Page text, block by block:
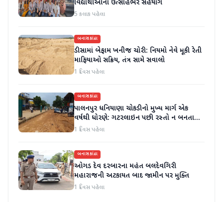
વિદ્યાર્થીઓનો ઉત્સાહભેર સહયોગ
5 કલાક પહેલા
બનાસકાંઠા
ડીસામાં બેફામ ખનીજ ચોરી: નિયમો નેવે મૂકી રેતી
માફિયાઓ સક્રિય, તંત્ર સામે સવાલો
1 દિવસ પહેલા
બનાસકાંઠા
પાલનપુર ધનિયાણા ચોકડીનો મુખ્ય માર્ગ એક
વર્ષથી ધોરણે: ગટરલાઇન પછી રસ્તો ન બનતા
હાલાકી
1 દિવસ પહેલા
બનાસકાંઠા
ઓગડ દેવ દરબારના મહંત બલદેવગિરી
મહારાજની અટકાયત બાદ જામીન પર મુક્તિ
1 દિવસ પહેલા